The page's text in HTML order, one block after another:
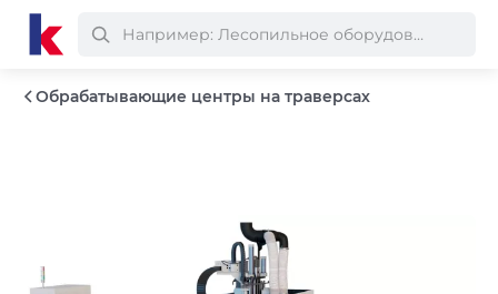
Обрабатывающие центры на траверсах